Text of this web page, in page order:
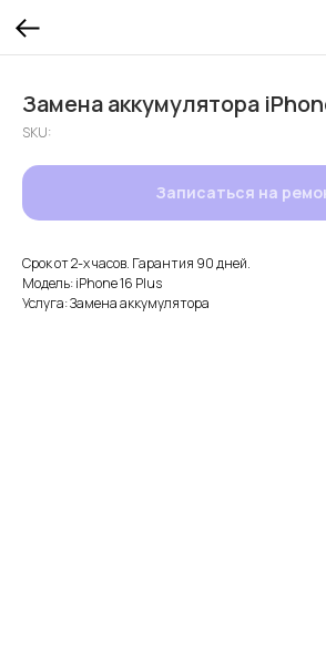
Замена аккумулятора
SKU:
Записаться на
Срок от 2-х часов. Гарантия 90 дней.
Модель: iPhone 16 Plus
Услуга: Замена аккумулятора